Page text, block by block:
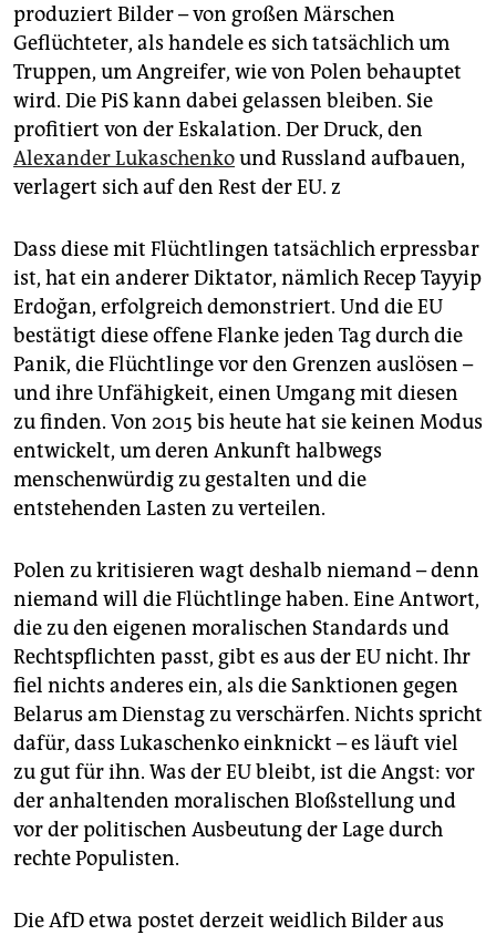
produziert Bilder – von großen Märschen
Geflüchteter, als handele es sich tatsächlich um
Truppen, um Angreifer, wie von Polen behauptet
wird. Die PiS kann dabei gelassen bleiben. Sie
profitiert von der Eskalation. Der Druck, den
Alexander Lukaschenkound Russland aufbauen,
verlagert sich auf den Rest der EU. z
Dass diese mit Flüchtlingen tatsächlich erpressbar
ist, hat ein anderer Diktator, nämlich Recep Tayyip
Erdoğan, erfolgreich demonstriert. Und die EU
bestätigt diese offene Flanke jeden Tag durch die
Panik, die Flüchtlinge vor den Grenzen auslösen –
und ihre Unfähigkeit, einen Umgang mit diesen
zu finden. Von 2015 bis heute hat sie keinen Modus
entwickelt, um deren Ankunft halbwegs
menschenwürdig zu gestalten und die
entstehenden Lasten zu verteilen.
Polen zu kritisieren wagt deshalb niemand – denn
niemand will die Flüchtlinge haben. Eine Antwort,
die zu den eigenen moralischen Standards und
Rechtspflichten passt, gibt es aus der EU nicht. Ihr
fiel nichts anderes ein, als die Sanktionen gegen
Belarus am Dienstag zu verschärfen. Nichts spricht
dafür, dass Lukaschenko einknickt – es läuft viel
zu gut für ihn. Was der EU bleibt, ist die Angst: vor
der anhaltenden moralischen Bloßstellung und
vor der politischen Ausbeutung der Lage durch
rechte Populisten.
Die AfD etwa postet derzeit weidlich Bilder aus